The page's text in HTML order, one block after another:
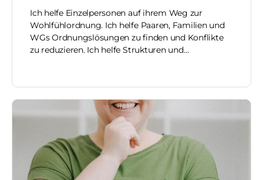
Ich helfe Einzelpersonen auf ihrem Weg zur
Wohlfühlordnung. Ich helfe Paaren, Familien und
WGs Ordnungslösungen zu finden und Konflikte
zu reduzieren. Ich helfe Strukturen und…